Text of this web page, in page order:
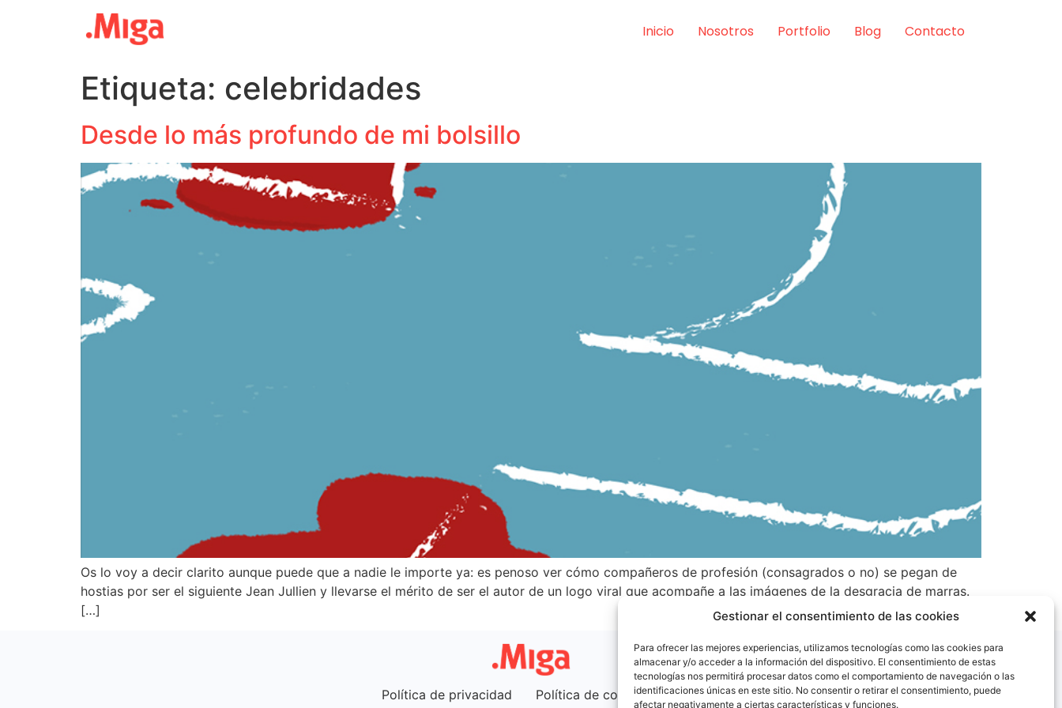
Gestionar el consentimiento de las cookies
Para ofrecer las mejores experiencias, utilizamos tecnologías como las cookies para
almacenar y/o acceder a la información del dispositivo. El consentimiento de estas
tecnologías nos permitirá procesar datos como el comportamiento de navegación o las
identificaciones únicas en este sitio. No consentir o retirar el consentimiento, puede
afectar negativamente a ciertas características y funciones.
Inicio Nosotros Portfolio Blog Contacto
Etiqueta: celebridades
Desde lo más profundo de mi bolsillo
Os lo voy a decir clarito aunque puede que a nadie le importe ya: es penoso ver cómo compañeros de profesión (consagrados o no) se pegan de
hostias por ser el siguiente Jean Jullien y llevarse el mérito de ser el autor de un logo viral que acompañe a las imágenes de la desgracia de marras.
[…]
Política de privacidad Política de cookies (UE)